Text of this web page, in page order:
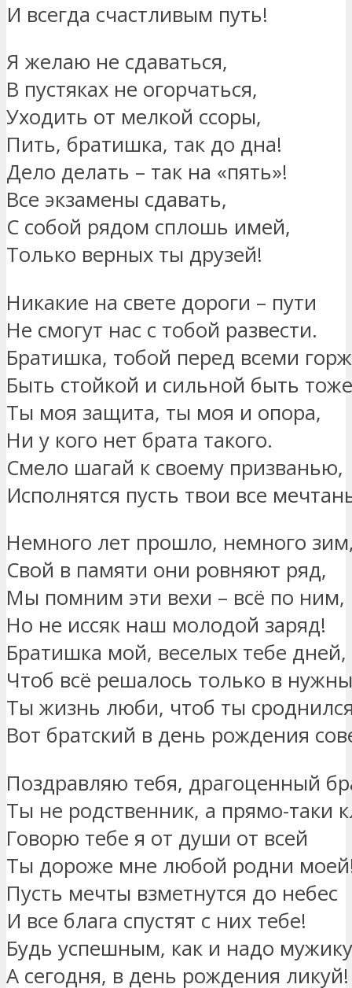
И всегда счастливым путь!
Я желаю не сдаваться,
В пустяках не огорчаться,
Уходить от мелкой ссоры,
Пить, братишка, так до дна!
Дело делать – так на «пять»!
Все экзамены сдавать,
С собой рядом сплошь имей,
Только верных ты друзей!
Никакие на свете дороги – пути
Не смогут нас с тобой развести.
Братишка, тобой перед всеми
Быть стойкой и сильной быть
Ты моя защита, ты моя и опора,
Ни у кого нет брата такого.
Смело шагай к своему призванью,
Исполнятся пусть твои все
Немного лет прошло, немного
Свой в памяти они ровняют ряд,
Мы помним эти вехи – всё по ним,
Но не иссяк наш молодой заряд!
Братишка мой, веселых тебе дней,
Чтоб всё решалось только в
Ты жизнь люби, чтоб ты
Вот братский в день рождения
Поздравляю тебя, драгоценный
Ты не родственник, а прямо-таки
Говорю тебе я от души от всей
Ты дороже мне любой родни
Пусть мечты взметнутся до небес
И все блага спустят с них тебе!
Будь успешным, как и надо
А сегодня, в день рождения ликуй!